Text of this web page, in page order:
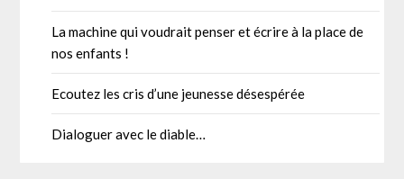
La machine qui voudrait penser et écrire à la place de
nos enfants !
Ecoutez les cris d’une jeunesse désespérée
Dialoguer avec le diable…